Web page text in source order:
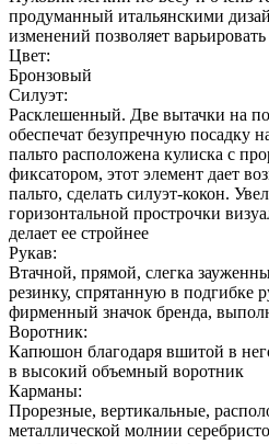
продуманный итальянскими
изменений позволяет
Цвет:
Бронзовый
Силуэт:
Расклешенный. Две вытачки на
обеспечат безупречную посадку
пальто расположена кулиска с
фиксатором, этот элемент дает
пальто, сделать силуэт-кокон.
горизонтальной прострочки
делает ее стройнее
Рукав:
Втачной, прямой, слегка
резинку, спрятанную в подгибке
фирменный значок бренда,
Воротник:
Капюшон благодаря вшитой в
в высокий объемный воротник
Карманы:
Прорезные, вертикальные,
металлической молнии